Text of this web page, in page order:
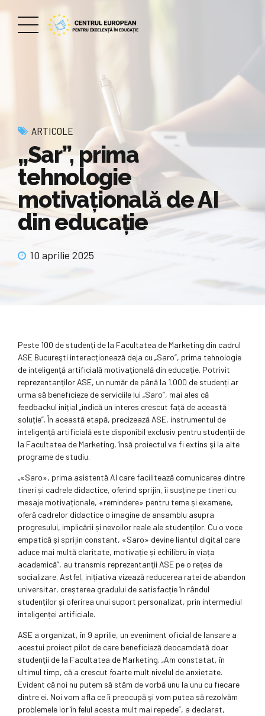
ARTICOLE
„Sar”, prima
tehnologie
motivaţională de AI
din educaţie
10 aprilie 2025
Peste 100 de studenți de la Facultatea de Marketing din cadrul
ASE Bucureşti interacționează deja cu „Saro”, prima tehnologie
de inteligenţă artificială motivaţională din educaţie. Potrivit
reprezentanţilor ASE, un număr de până la 1.000 de studenți ar
urma să beneficieze de serviciile lui „Saro”, mai ales că
feedbackul inițial „indică un interes crescut față de această
soluție”. În această etapă, precizează ASE, instrumentul de
inteligenţă artificială este disponibil exclusiv pentru studenții de
la Facultatea de Marketing, însă proiectul va fi extins şi la alte
programe de studiu.
„«Saro», prima asistentă AI care facilitează comunicarea dintre
tineri și cadrele didactice, oferind sprijin, îi susține pe tineri cu
mesaje mo­ti­vaționale, «remindere» pentru teme și examene,
oferă cadrelor didactice o imagine de ansamblu asupra
progresului, implicării și nevoilor reale ale studenților. Cu o voce
empatică și sprijin constant, «Saro» devine liantul digital care
aduce mai multă claritate, motivație și echilibru în viața
academică”, au transmis reprezentanţii ASE pe o reţea de
socializare. Astfel, inițiativa vizează reducerea ratei de abandon
universitar, creșterea gradului de satis­facție în rândul
studenților și oferirea unui suport personalizat, prin intermediul
inteligenței artificiale.
ASE a organizat, în 9 aprilie, un eveniment oficial de lansare a
acestui proiect pilot de care beneficiază deocamdată doar
studenţii de la Facultatea de Marketing. „Am constatat, în
ultimul timp, că a crescut foarte mult nivelul de anxietate.
Evident că noi nu putem să stăm de vorbă unu la unu cu fiecare
dintre ei. Noi vom afla ce îi preocupă şi vom putea să rezolvăm
problemele lor în felul acesta mult mai repede”, a declarat,